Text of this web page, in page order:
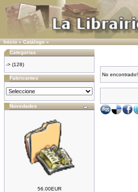
Inicio»Catálogo»
Categorias
-> (128)
Fabricantes
Novedades
56.00EUR
No encontrado!